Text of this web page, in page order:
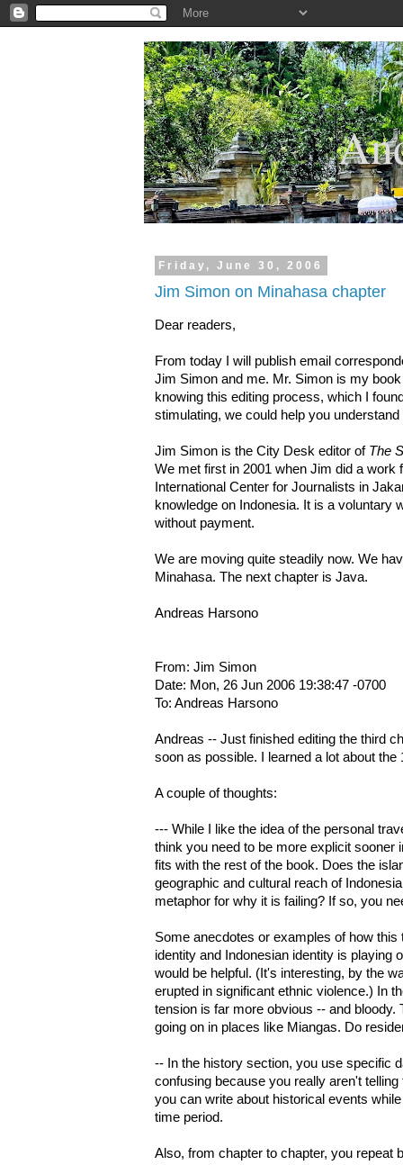
.
Friday, June 30, 2006
Jim Simon on Minahasa chapter
Dear readers,
From today I will publish email
Jim Simon and me. Mr. Simon is my
knowing this editing process, which I
stimulating, we could help you
Jim Simon is the City Desk editor of The
We met first in 2001 when Jim did a work
International Center for Journalists in
knowledge on Indonesia. It is a voluntary
without payment.
We are moving quite steadily now. We
Minahasa. The next chapter is Java.
Andreas Harsono
From: Jim Simon
Date: Mon, 26 Jun 2006 19:38:47 -0700
To: Andreas Harsono
Andreas -- Just finished editing the third
soon as possible. I learned a lot about the
A couple of thoughts:
--- While I like the idea of the personal
think you need to be more explicit sooner
fits with the rest of the book. Does the
geographic and cultural reach of
metaphor for why it is failing? If so, you
Some anecdotes or examples of how
identity and Indonesian identity is playing
would be helpful. (It's interesting, by the
erupted in significant ethnic violence.) In
tension is far more obvious -- and bloody.
going on in places like Miangas. Do
-- In the history section, you use specific
confusing because you really aren't
you can write about historical events
time period.
Also, from chapter to chapter, you repeat